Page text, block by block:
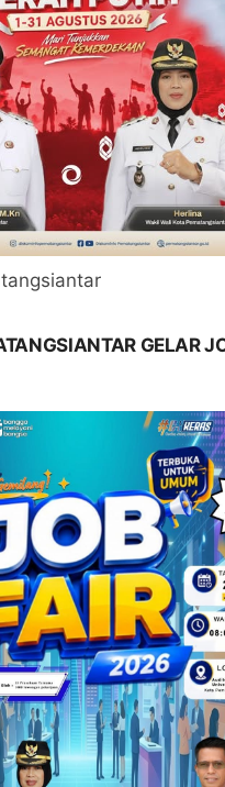
GELAR